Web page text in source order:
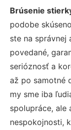
Brúsenie
podobe
ste na správnej
povedané,
serióznosť a
až po samotné
my sme iba
spolupráce, ale
nespokojnosti,